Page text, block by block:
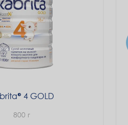
4 GOLD
800 г